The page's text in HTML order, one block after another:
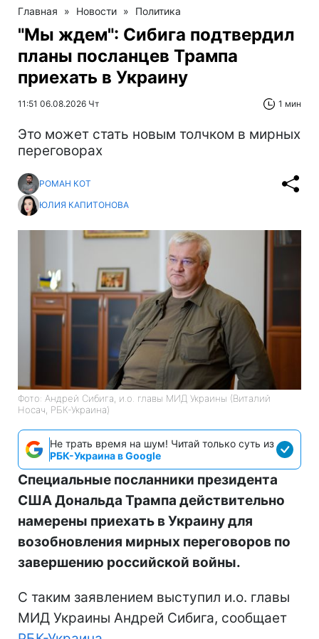
Главная » Новости » Политика
"Мы ждем": Сибига подтвердил
планы посланцев Трампа
приехать в Украину
11:51 06.08.2026 Чт 1 мин
Это может стать новым толчком в мирных
переговорах
РОМАН КОТ
ЮЛИЯ КАПИТОНОВА
Фото: Андрей Сибига, и.о. главы МИД Украины (Виталий
Носач, РБК-Украина)
Не трать время на шум! Читай только суть из
РБК-Украина в Google
Специальные посланники президента
США Дональда Трампа действительно
намерены приехать в Украину для
возобновления мирных переговоров по
завершению российской войны.
С таким заявлением выступил и.о. главы
МИД Украины Андрей Сибига, сообщает